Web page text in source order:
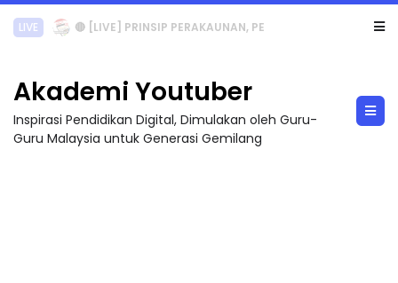
TRANSFORMASI DIGITAL GURU SIRI 7 : PAHLAWAN DIGITAL PENYELAMAT DUNIA
Akademi Youtuber
Inspirasi Pendidikan Digital, Dimulakan oleh Guru-
Guru Malaysia untuk Generasi Gemilang